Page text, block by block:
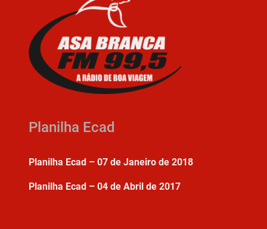
Planilha Ecad
Planilha Ecad – 07 de Janeiro de 2018
Planilha Ecad – 04 de Abril de 2017